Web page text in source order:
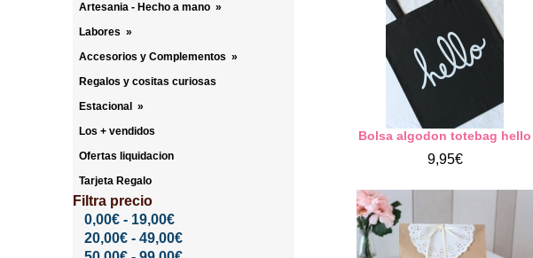
Artesania - Hecho a mano »
Labores »
Accesorios y Complementos »
Regalos y cositas curiosas
Estacional
»
Los + vendidos
Ofertas liquidacion
Tarjeta Regalo
Filtra precio
0,00€ - 19,00€
20,00€ - 49,00€
Bolsa algodon totebag hello
9,95€